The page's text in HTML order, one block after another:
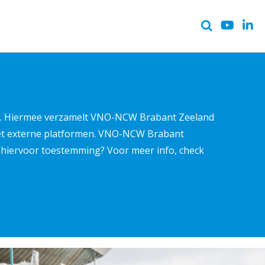
verzamelt VNO-NCW Brabant Zeeland
externe platformen. VNO-NCW Brabant
toestemming? Voor meer info, check